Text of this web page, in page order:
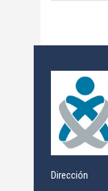
Dirección